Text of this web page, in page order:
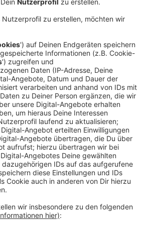
11.11.2019 14:06
zu senken. Wegen
mussten im Mai 18.000
Stickstoffbelastungen auf Eis
der Geschwindigkeitsbegrenzung
enorm senken und
Bauprojekte freigeben, heißt es. Die
will die Geschwindigkeit auf
im gesamten Land auf Tempo 100
nicht in einer gesamten Region